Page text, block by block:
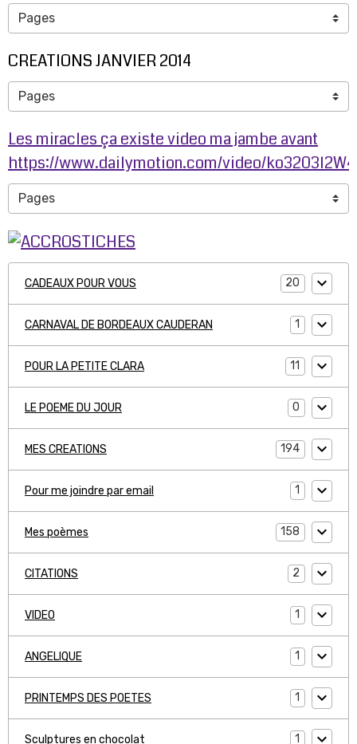
CREATIONS JANVIER 2014
Les miracles ça existe video ma jambe avant
https://www.dailymotion.com/video/
CADEAUX POUR VOUS 20
CARNAVAL DE BORDEAUX CAUDERAN 1
POUR LA PETITE CLARA 11
LE POEME DU JOUR 0
MES CREATIONS 194
Pour me joindre par email 1
Mes poèmes 158
CITATIONS 2
VIDEO 1
ANGELIQUE 1
PRINTEMPS DES POETES 1
Sculptures en chocolat 1